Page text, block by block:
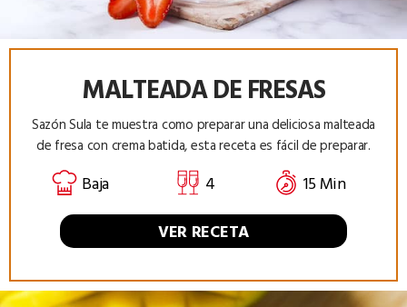
MALTEADA DE FRESAS
Sazón Sula te muestra como preparar una deliciosa malteada
de fresa con crema batida, esta receta es fácil de preparar.
Baja 4
15 Min
VER RECETA